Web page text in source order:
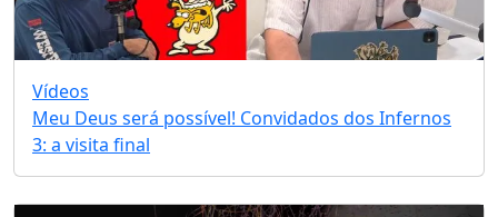
Vídeos
Meu Deus será possível! Convidados dos Infernos
3: a visita final